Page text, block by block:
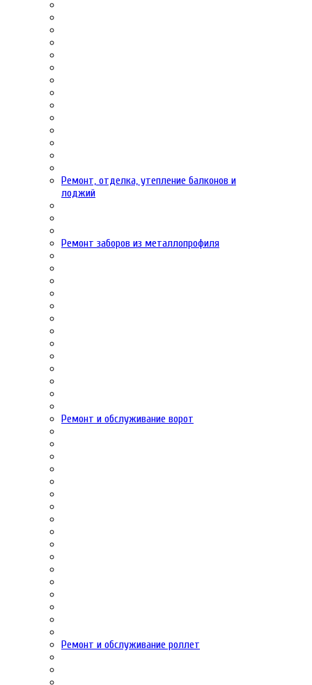
Ремонт, отделка, утепление балконов и
лоджий
Ремонт заборов из металлопрофиля
Ремонт и обслуживание ворот
Ремонт и обслуживание роллет